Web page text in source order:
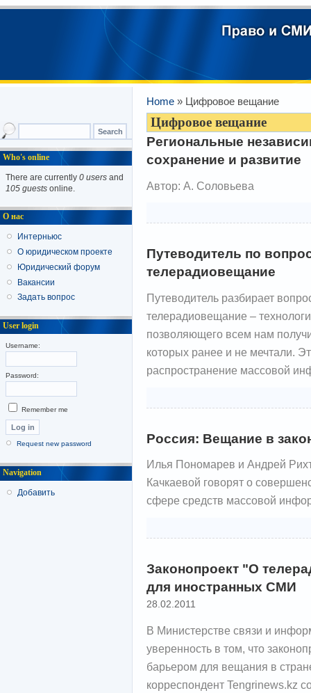
Home » Цифровое вещание
Цифровое вещание
Региональные
сохранение и развитие
Автор: А. Соловьева
Путеводитель по
телерадиовещание
Путеводитель разбирает
телерадиовещание –
позволяющего всем нам
которых ранее и не мечтали.
распространение массовой
Россия: Вещание в
Илья Пономарев и Андрей
Качкаевой говорят о
сфере средств массовой
Законопроект "О
для иностранных СМИ
28.02.2011
В Министерстве связи и
уверенность в том, что
барьером для вещания в
корреспондент Tengrinews.kz
Who's online
There are currently 0 users and
105 guests online.
О нас
Интерньюс
О юридическом проекте
Юридический форум
Вакансии
Задать вопрос
User login
Username:
Password:
Remember me
Request new password
Navigation
Добавить